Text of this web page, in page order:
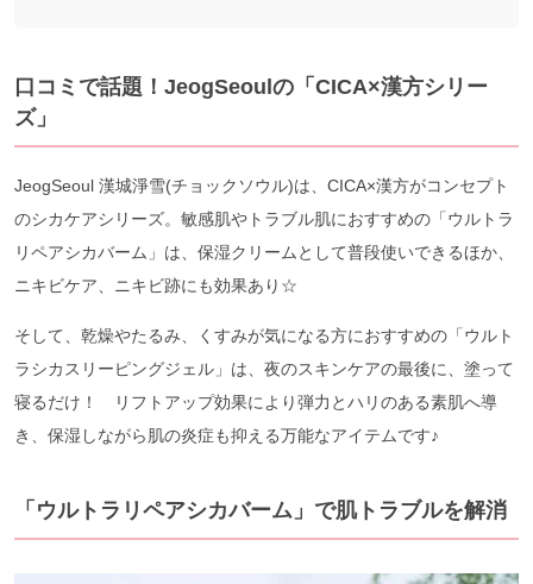
口コミで話題！JeogSeoulの「CICA×漢方シリー
ズ」
JeogSeoul 漢城淨雪(チョックソウル)は、CICA×漢方がコンセプト
のシカケアシリーズ。敏感肌やトラブル肌におすすめの「ウルトラ
リペアシカバーム」は、保湿クリームとして普段使いできるほか、
ニキビケア、ニキビ跡にも効果あり☆
そして、乾燥やたるみ、くすみが気になる方におすすめの「ウルト
ラシカスリーピングジェル」は、夜のスキンケアの最後に、塗って
寝るだけ！ リフトアップ効果により弾力とハリのある素肌へ導
き、保湿しながら肌の炎症も抑える万能なアイテムです♪
「ウルトラリペアシカバーム」で肌トラブルを解消